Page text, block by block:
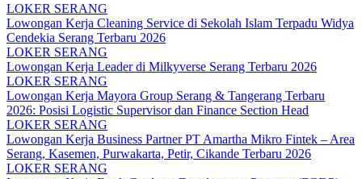
LOKER SERANG
Lowongan Kerja Cleaning Service di Sekolah Islam Terpadu Widya
Cendekia Serang Terbaru 2026
LOKER SERANG
Lowongan Kerja Leader di Milkyverse Serang Terbaru 2026
LOKER SERANG
Lowongan Kerja Mayora Group Serang & Tangerang Terbaru
2026: Posisi Logistic Supervisor dan Finance Section Head
LOKER SERANG
Lowongan Kerja Business Partner PT Amartha Mikro Fintek – Area
Serang, Kasemen, Purwakarta, Petir, Cikande Terbaru 2026
LOKER SERANG